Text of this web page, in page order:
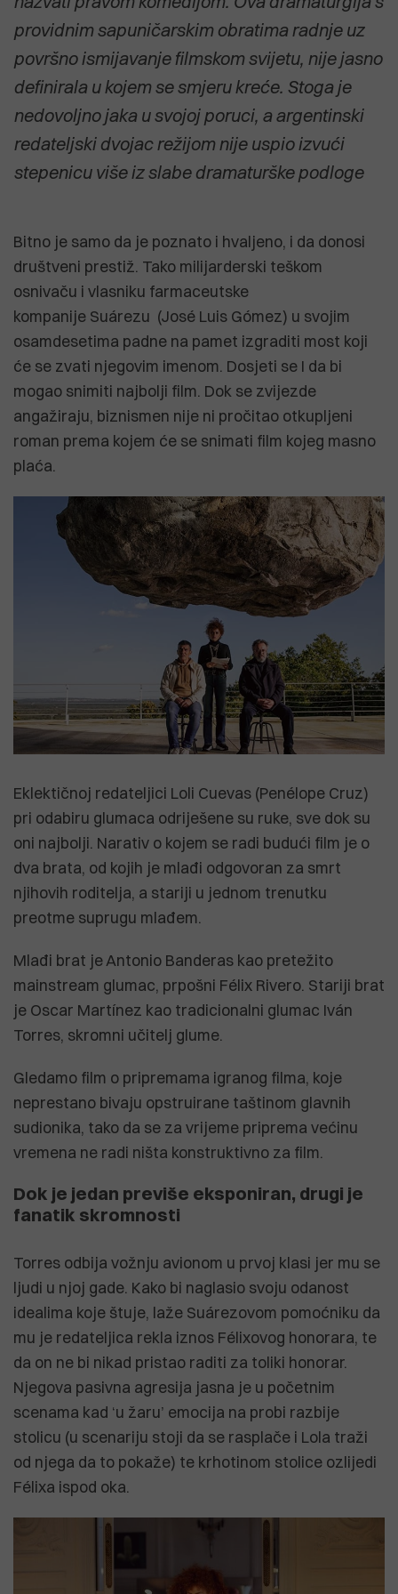
providnim sapuničarskim obratima radnje uz
površno ismijavanje filmskom svijetu, nije jasno
definirala u kojem se smjeru kreće. Stoga je
nedovoljno jaka u svojoj poruci, a argentinski
redateljski dvojac režijom nije uspio izvući
stepenicu više iz slabe dramaturške podloge
Bitno je samo da je poznato i hvaljeno, i da donosi
društveni prestiž. Tako milijarderski teškom
osnivaču i vlasniku farmaceutske
kompanije Suárezu (José Luis Gómez) u svojim
osamdesetima padne na pamet izgraditi most koji
će se zvati njegovim imenom. Dosjeti se I da bi
mogao snimiti najbolji film. Dok se zvijezde
angažiraju, biznismen nije ni pročitao otkupljeni
roman prema kojem će se snimati film kojeg masno
plaća.
Eklektičnoj redateljici Loli Cuevas (Penélope Cruz)
pri odabiru glumaca odriješene su ruke, sve dok su
oni najbolji. Narativ o kojem se radi budući film je o
dva brata, od kojih je mlađi odgovoran za smrt
njihovih roditelja, a stariji u jednom trenutku
preotme suprugu mlađem.
Mlađi brat je Antonio Banderas kao pretežito
mainstream glumac, prpošni Félix Rivero. Stariji brat
je Oscar Martínez kao tradicionalni glumac Iván
Torres, skromni učitelj glume.
Gledamo film o pripremama igranog filma, koje
neprestano bivaju opstruirane taštinom glavnih
sudionika, tako da se za vrijeme priprema većinu
vremena ne radi ništa konstruktivno za film.
Dok je jedan previše eksponiran, drugi je
fanatik skromnosti
Torres odbija vožnju avionom u prvoj klasi jer mu se
ljudi u njoj gade. Kako bi naglasio svoju odanost
idealima koje štuje, laže Suárezovom pomoćniku da
mu je redateljica rekla iznos Félixovog honorara, te
da on ne bi nikad pristao raditi za toliki honorar.
Njegova pasivna agresija jasna je u početnim
scenama kad ‘u žaru’ emocija na probi razbije
stolicu (u scenariju stoji da se rasplače i Lola traži
od njega da to pokaže) te krhotinom stolice ozlijedi
Félixa ispod oka.